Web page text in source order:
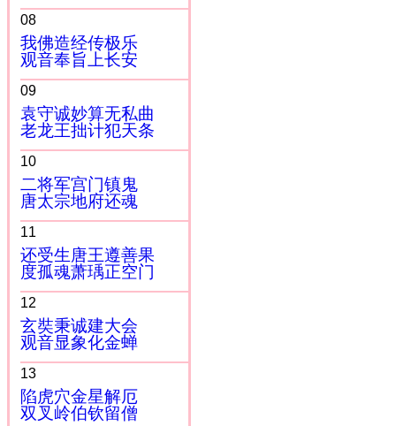
08
我佛造经传极乐
观音奉旨上长安
09
袁守诚妙算无私曲
老龙王拙计犯天条
10
二将军宫门镇鬼
唐太宗地府还魂
11
还受生唐王遵善果
度孤魂萧瑀正空门
12
玄奘秉诚建大会
观音显象化金蝉
13
陷虎穴金星解厄
双叉岭伯钦留僧